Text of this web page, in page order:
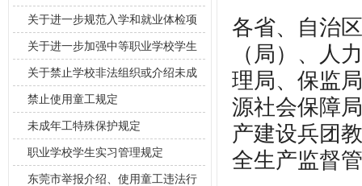
各省、自治
（局）、人
理局、保监
源社会保障
产建设兵团
全生产监督
定》的通知
关于进一步规范入学和就业体检项
目维护乙肝
关于进一步加强中等职业学校学生
实习风险管
关于禁止学校非法组织或介绍未成
年学生外出
禁止使用童工规定
未成年工特殊保护规定
职业学校学生实习管理规定
东莞市举报介绍、使用童工违法行